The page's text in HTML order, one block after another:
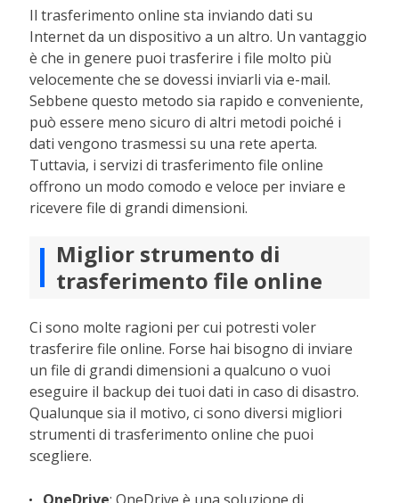
Il trasferimento online sta inviando dati su
Internet da un dispositivo a un altro. Un vantaggio
è che in genere puoi trasferire i file molto più
velocemente che se dovessi inviarli via e-mail.
Sebbene questo metodo sia rapido e conveniente,
può essere meno sicuro di altri metodi poiché i
dati vengono trasmessi su una rete aperta.
Tuttavia, i servizi di trasferimento file online
offrono un modo comodo e veloce per inviare e
ricevere file di grandi dimensioni.
Miglior strumento di
trasferimento file online
Ci sono molte ragioni per cui potresti voler
trasferire file online. Forse hai bisogno di inviare
un file di grandi dimensioni a qualcuno o vuoi
eseguire il backup dei tuoi dati in caso di disastro.
Qualunque sia il motivo, ci sono diversi migliori
strumenti di trasferimento online che puoi
scegliere.